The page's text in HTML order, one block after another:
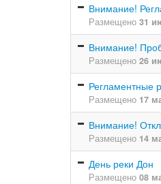
Внимание!
Размещено 31
Внимание!
Размещено 26
Регламентные
Размещено 17
Внимание!
Размещено 14
День реки Дон
Размещено 08